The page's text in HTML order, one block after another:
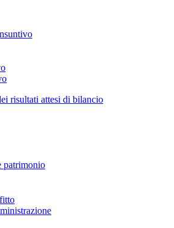
risultati attesi di bilancio
patrimonio